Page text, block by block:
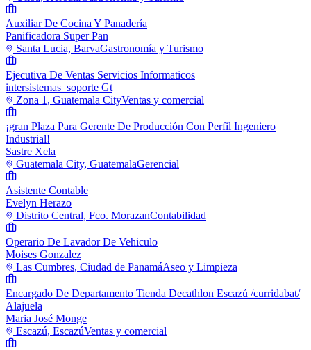
Auxiliar De Cocina Y Panadería
Panificadora Super Pan
Santa Lucia, BarvaGastronomía y Turismo
Ejecutiva De Ventas Servicios Informaticos
intersistemas_soporte Gt
Zona 1, Guatemala CityVentas y comercial
¡gran Plaza Para Gerente De Producción Con Perfil Ingeniero
Industrial!
Sastre Xela
Guatemala City, GuatemalaGerencial
Asistente Contable
Evelyn Herazo
Distrito Central, Fco. MorazanContabilidad
Operario De Lavador De Vehiculo
Moises Gonzalez
Las Cumbres, Ciudad de PanamáAseo y Limpieza
Encargado De Departamento Tienda Decathlon Escazú /curridabat/
Alajuela
Maria José Monge
Escazú, EscazúVentas y comercial